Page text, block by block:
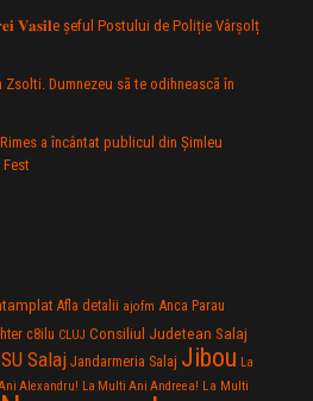
𝐕𝐚𝐬𝐢𝐥e şeful Postului de Poliție Vârșolț
Zsolti. Dumnezeu sã te odihneascã în
a încântat publicul din Şimleu
Afla detalii ajofm Anca Parau
c8ilu CLUJ Consiliul Judetean Salaj
Salaj Jandarmeria Salaj Jibou La
Alexandru! La Multi Ani Andreea! La Multi